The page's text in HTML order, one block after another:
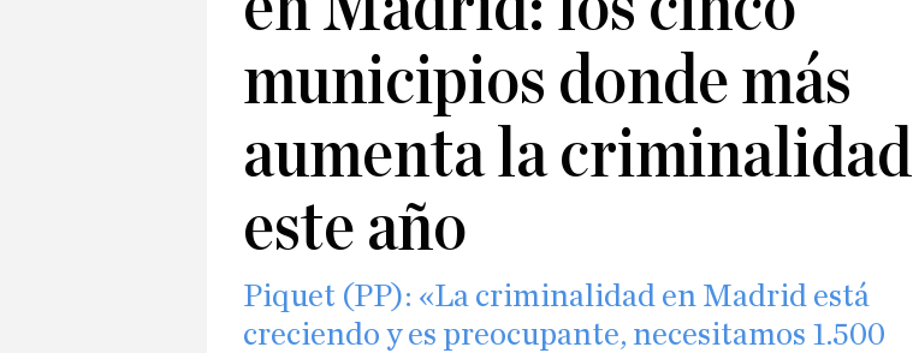
municipios donde más
aumenta la criminalidad
este año
Piquet (PP): «La criminalidad en Madrid está
creciendo y es preocupante, necesitamos 1.500